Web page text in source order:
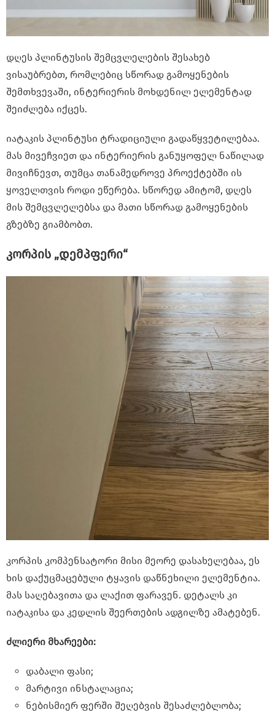
დღეს პლინტუსის შემცვლელების შესახებ
ვისაუბრებთ, რომლებიც სწორად გამოყენების
შემთხვევაში, ინტერიერის მოხდენილ ელემენტად
შეიძლება იქცეს.
იატაკის პლინტუსი ტრადიციული გადაწყვეტილებაა.
მას მივეჩვიეთ და ინტერიერის განუყოფელ ნაწილად
მივიჩნევთ, თუმცა თანამედროვე პროექტებში ის
ყოველთვის როდი ეწერება. სწორედ ამიტომ, დღეს
მის შემცვლელებსა და მათი სწორად გამოყენების
გზებზე გიამბობთ.
კორპის „დემპფერი“
კორპის კომპენსატორი მისი მეორე დასახელებაა, ეს
ხის დაქუცმაცებული ტყავის დაწნეხილი ელემენტია.
მას საღებავითა და ლაქით ფარავენ. დეტალს კი
იატაკისა და კედლის შეერთების ადგილზე ამატებენ.
ძლიერი მხარეები:
დაბალი ფასი;
მარტივი ინსტალაცია;
ნებისმიერ ფერში შეღებვის შესაძლებლობა;